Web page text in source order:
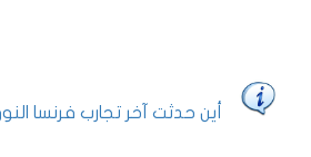
أين حدثت آخر تجارب فرنسا